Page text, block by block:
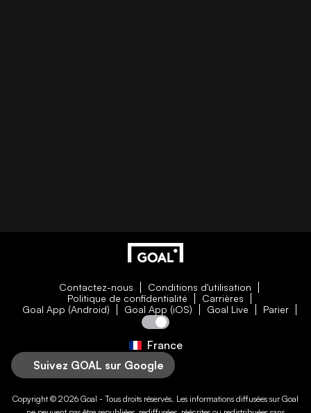
Contactez-nous
Conditions d'utilisation
Politique de confidentialité
Carrières
Goal App (Android)
Goal App (iOS) Goal Live Parier
France
Suivez GOAL sur Google
Copyright © 2026 Goal - Tous droits réservés. Les informations diffusées surGoal